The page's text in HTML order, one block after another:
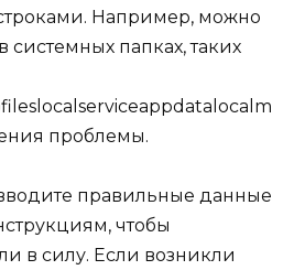
Например, можно
системных папках, таких
проблемы.
правильные данные
чтобы
в силу. Если возникли